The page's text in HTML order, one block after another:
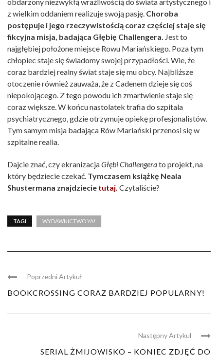
z wielkim oddaniem realizuje swoją pasję. Choroba
postępuje i jego rzeczywistością coraz częściej staje się
fikcyjna misja, badająca Głębię Challengera. Jest to
najgłębiej położone miejsce Rowu Mariańskiego. Poza tym
chłopiec staje się świadomy swojej przypadłości. Wie, że
coraz bardziej realny świat staje się mu obcy. Najbliższe
otoczenie również zauważa, że z Cadenem dzieje się coś
niepokojącego. Z tego powodu ich zmartwienie staje się
coraz większe. W końcu nastolatek trafia do szpitala
psychiatrycznego, gdzie otrzymuje opiekę profesjonalistów.
Tym samym misja badająca Rów Mariański przenosi się w
szpitalne realia.
Dajcie znać, czy ekranizacjaGłębi Challengerato projekt, na
który będziecie czekać. Tymczasem książkę Neala
Shustermana znajdziecie tutaj. Czytaliście?
TAGI WYDAWNICTWO YA!
Poprzedni Artykuł
BOOKCROSSING CORAZ BARDZIEJ POPULARNY!
Następny Artykul
SERIAL ŻMIJOWISKO – KONIEC ZDJĘĆ DO